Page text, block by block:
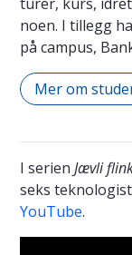
noen. I tillegg
på campus,
Mer om
I serien Jævli
seks
YouTube.